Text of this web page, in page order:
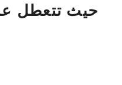
حيث تتعطل